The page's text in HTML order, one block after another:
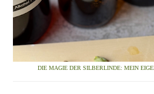
DIE MAGIE DER SILBERLINDE: MEIN